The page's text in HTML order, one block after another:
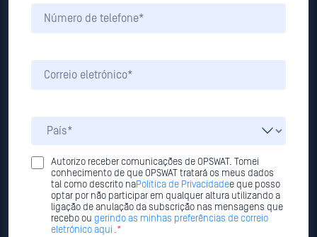
Autorizo receber comunicações de OPSWAT. Tomei
conhecimento de que OPSWAT tratará os meus dados
tal como descrito naPolítica de Privacidadee que posso
optar por não participar em qualquer altura utilizando a
ligação de anulação da subscrição nas mensagens que
recebo ou gerindo as minhas preferências de correio
eletrónico aqui .*